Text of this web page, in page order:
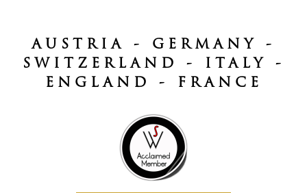
AUSTRIA - GERMANY -
SWITZERLAND - ITALY -
ENGLAND - FRANCE